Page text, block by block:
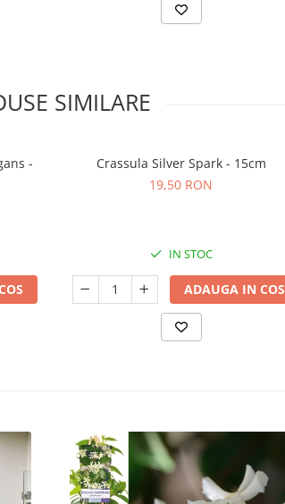
SIMILARE
-
Crassula Silver Spark - 15cm
19,50 RON
IN STOC
ADAUGA IN COS